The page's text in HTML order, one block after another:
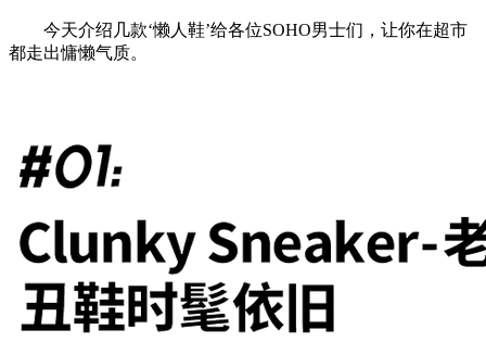
今天介绍几款‘懒人鞋’给各位SOHO男士们，让你在超市
都走出慵懒气质。